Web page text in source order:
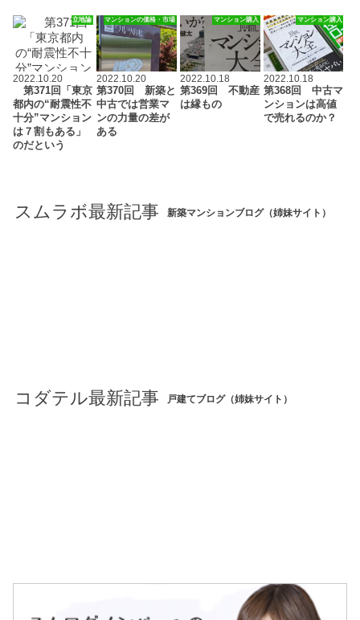
立地論
2022.10.20
第371回「東京
都内の“耐震性不
十分”マンション
は７割もある」
のだという
マンションの価格・市場
2022.10.20
第370回 新築と
中古では営業マ
ンの力量の差が
ある
マンション購入
2022.10.18
第369回 不動産
は縁もの
マンション購入
2022.10.18
第368回 中古マ
ンションは高値
で売れるのか？
スムラボ最新記事 新築マンションブログ（姉妹サイト）
コダテル最新記事 戸建てブログ（姉妹サイト）